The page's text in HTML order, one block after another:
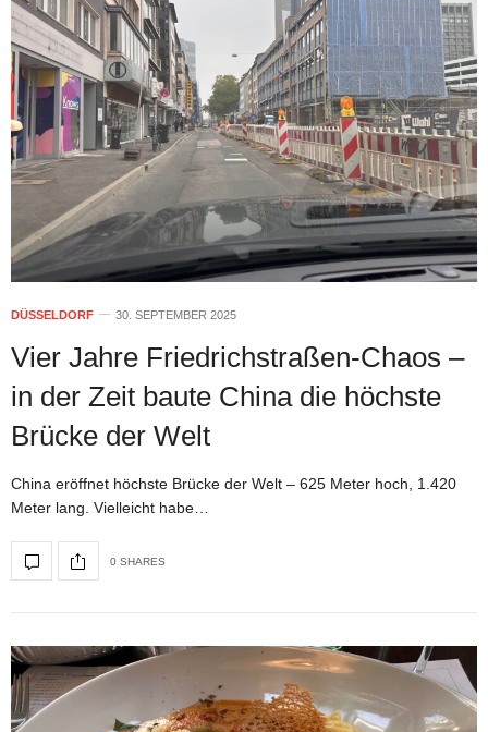
DÜSSELDORF 30. SEPTEMBER 2025
Vier Jahre Friedrichstraßen-Chaos –
in der Zeit baute China die höchste
Brücke der Welt
China eröffnet höchste Brücke der Welt – 625 Meter hoch, 1.420
Meter lang. Vielleicht habe…
0 SHARES